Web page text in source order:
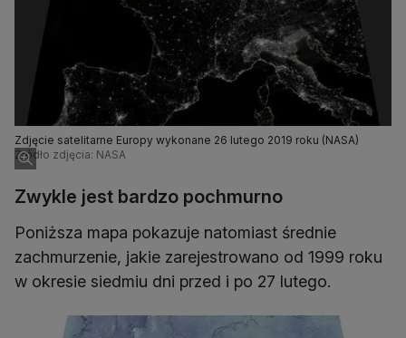
Zdjęcie satelitarne Europy wykonane 26 lutego 2019 roku (NASA)
Źródło zdjęcia: NASA
Zwykle jest bardzo pochmurno
Poniższa mapa pokazuje natomiast średnie
zachmurzenie, jakie zarejestrowano od 1999 roku
w okresie siedmiu dni przed i po 27 lutego.